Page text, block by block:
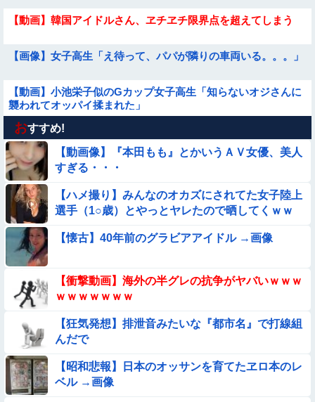
【動画】韓国アイドルさん、ヱチヱチ限界点を超えてしまう
【画像】女子高生「え待って、パパが隣りの車両いる。。。」
【動画】小池栄子似のGカップ女子高生「知らないオジさんに
襲われてオッパイ揉まれた」
【画像】プールに来てた水着JCたち どの娘を選ぶの？
【動画】中国の『上級の暮らし』がコレらしい
【画像】プールで水着が脱げちゃった女の子の反応ｗｗｗｗｗ
ｗｗｗ
【衝撃】ガチで『意識高い無能』が好きなワードと言えば？
【動画像】飛行機に『水銀』を持ち込めない理由がこれ【→】
【画像】お前らこの超美人が整形か否か判定たのむ！！
【画像】この美人ママ、脱いだら凄い・・・
おすすめ!
【動画像】『本田もも』とかいうＡＶ女優、美人
すぎる・・・
【ハメ撮り】みんなのオカズにされてた女子陸上
選手（1○歳）とやっとヤレたので晒してくｗｗ
【懐古】40年前のグラビアアイドル →画像
【衝撃動画】海外の半グレの抗争がヤバいｗｗｗ
ｗｗｗｗｗｗｗ
【狂気発想】排泄音みたいな『都市名』で打線組
んだで
【昭和悲報】日本のオッサンを育てたヱロ本のレ
ベル →画像